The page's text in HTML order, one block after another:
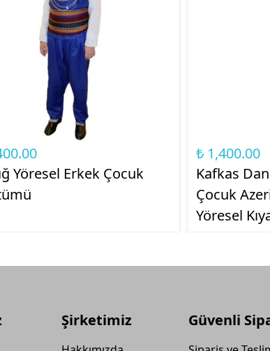
Yöresel Erkek Çocuk
₺ 1,400.00
Kafkas
Çocuk
Yöresel
Şirketimiz Güvenli